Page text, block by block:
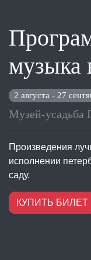
музыка
2 августа - 27
Музей-усадьба
Произведения
исполнении
саду.
КУПИТЬ БИЛЕТ